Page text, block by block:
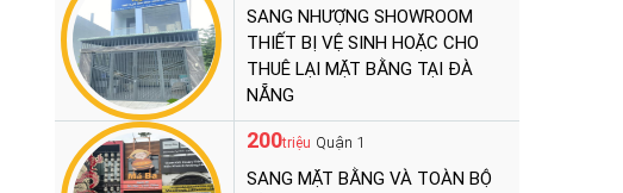
SANG NHƯỢNG SHOWROOM
THIẾT BỊ VỆ SINH HOẶC CHO
THUÊ LẠI MẶT BẰNG TẠI ĐÀ
NẴNG
200triệu Quận 1
SANG MẶT BẰNG VÀ TOÀN BỘ